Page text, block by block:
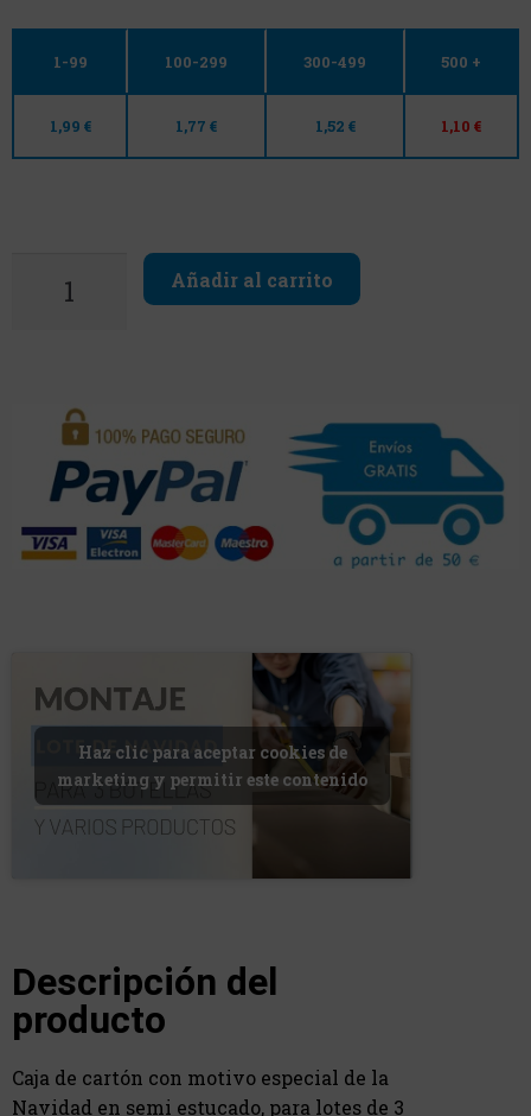
1-99 100-299 300-499 500 +
1,99 € 1,77 € 1,52 € 1,10 €
Añadir al carrito
Haz clic para aceptar cookies de
marketing y permitir este contenido
Descripción del
producto
Caja de cartón con motivo especial de la
Navidad en semi estucado, para lotes de 3